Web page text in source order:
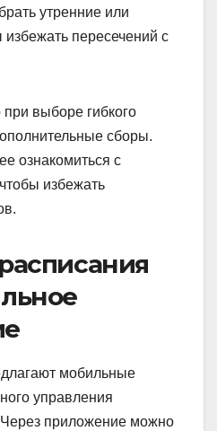
утренние или
пересечений с
выборе гибкого
сборы.
ознакомиться с
избежать
мобильные
управления
приложение можно